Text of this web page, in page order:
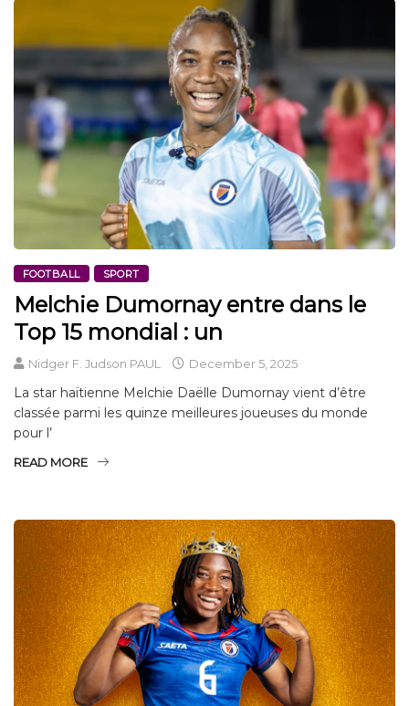
FOOTBALL SPORT
Melchie Dumornay entre dans le
Top 15 mondial : un
Nidger F. Judson PAUL December 5, 2025
La star haïtienne Melchie Daëlle Dumornay vient d’être
classée parmi les quinze meilleures joueuses du monde
pour l’
READ MORE